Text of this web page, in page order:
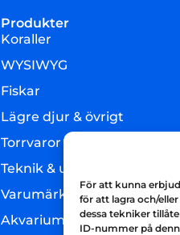
För att kunna
för att lagra och/
dessa tekniker
ID-nummer på
Produkter
Koraller
WYSIWYG
Fiskar
Lägre djur & övrigt
Torrvaror
Teknik & utrustning
Varumärken
Akvarium & sump